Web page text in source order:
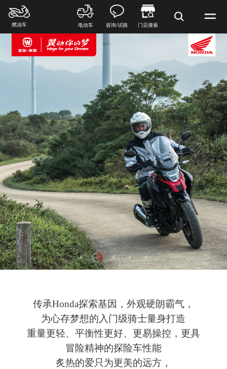
燃油车 电动车 咨询/试骑 门店搜索
传承Honda探索基因，外观硬朗霸气，
为心存梦想的入门级骑士量身打造
重量更轻、平衡性更好、更易操控，更具
冒险精神的探险车性能
炙热的爱只为更美的远方，